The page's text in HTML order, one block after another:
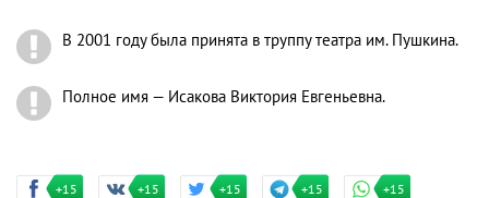
В 2001 году была принята в труппу театра им. Пушкина.
Полное имя — Исакова Виктория Евгеньевна.
+15 +15 +15 +15 +15